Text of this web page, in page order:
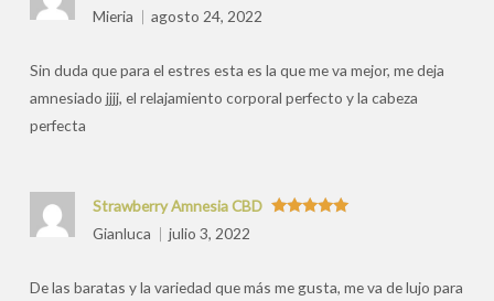
Valorado
con5
Mieria
agosto 24, 2022
Sin duda que para el estres esta es la que me va mejor, me deja
amnesiado jjjj, el relajamiento corporal perfecto y la cabeza
perfecta
Strawberry Amnesia CBD
Gianluca
julio 3, 2022
De las baratas y la variedad que más me gusta, me va de lujo para